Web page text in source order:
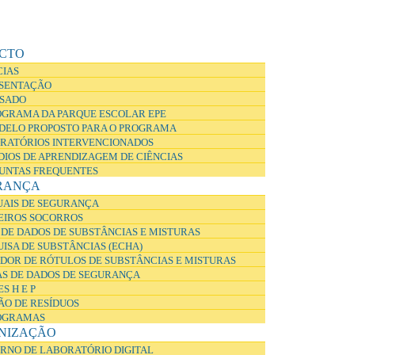
DA PARQUE ESCOLAR EPE
PROPOSTO PARA O PROGRAMA
INTERVENCIONADOS
DE APRENDIZAGEM DE CIÊNCIAS
FREQUENTES
DE SEGURANÇA
SOCORROS
DADOS DE SUBSTÂNCIAS E MISTURAS
DE SUBSTÂNCIAS (ECHA)
DE RÓTULOS DE SUBSTÂNCIAS E MISTURAS
DE DADOS DE SEGURANÇA
H E P
DE RESÍDUOS
DE LABORATÓRIO DIGITAL